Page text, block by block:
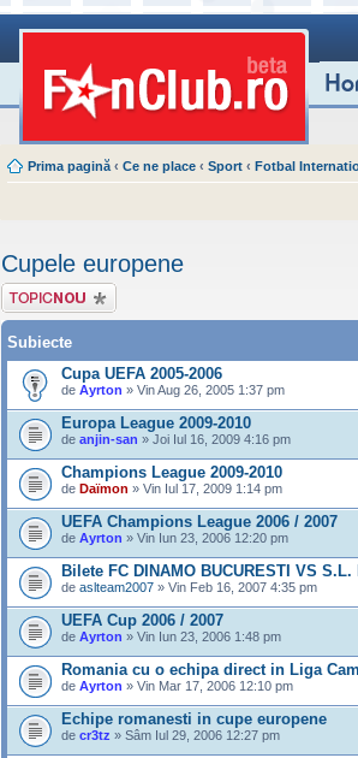
Prima pagină ‹ Ce ne place ‹ Sport ‹ Fotbal
Cupele europene
Scrie un subiect
nou
Subiecte
Cupa UEFA 2005-2006
de Ayrton » Vin Aug 26, 2005 1:37 pm
Europa League 2009-2010
de anjin-san » Joi Iul 16, 2009 4:16 pm
Champions League 2009-2010
de Daïmon » Vin Iul 17, 2009 1:14 pm
UEFA Champions League 2006 / 2007
de Ayrton » Vin Iun 23, 2006 12:20 pm
Bilete FC DINAMO BUCURESTI VS S.L.
de aslteam2007 » Vin Feb 16, 2007 4:35 pm
UEFA Cup 2006 / 2007
de Ayrton » Vin Iun 23, 2006 1:48 pm
Romania cu o echipa direct in Liga
de Ayrton » Vin Mar 17, 2006 12:10 pm
Echipe romanesti in cupe europene
de cr3tz » Sâm Iul 29, 2006 12:27 pm